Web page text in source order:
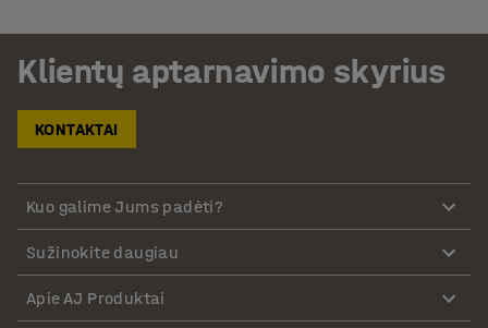
Klientų aptarnavimo skyrius
KONTAKTAI
Kuo galime Jums padėti?
Sužinokite daugiau
Apie AJ Produktai